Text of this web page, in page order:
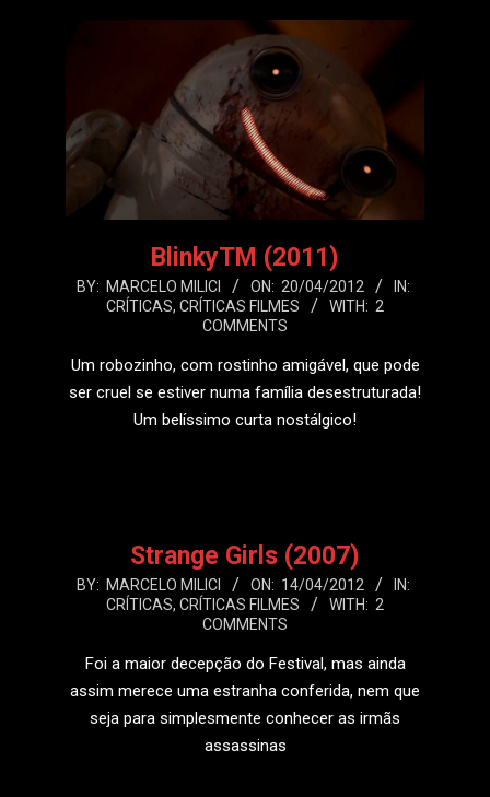
BlinkyTM (2011)
2012-
BY: MARCELO MILICI ON: 20/04/2012
IN:
CRÍTICAS, CRÍTICAS FILMES WITH: 2
COMMENTS
Um robozinho, com rostinho amigável, que pode
ser cruel se estiver numa família desestruturada!
Um belíssimo curta nostálgico!
Strange Girls (2007)
2012-
BY: MARCELO MILICI ON: 14/04/2012
IN:
CRÍTICAS, CRÍTICAS FILMES WITH: 2
COMMENTS
Foi a maior decepção do Festival, mas ainda
assim merece uma estranha conferida, nem que
seja para simplesmente conhecer as irmãs
assassinas